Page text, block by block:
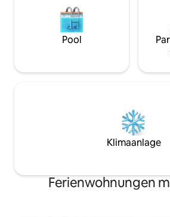
Pool
Klimaanlage
Ferienwohnungen